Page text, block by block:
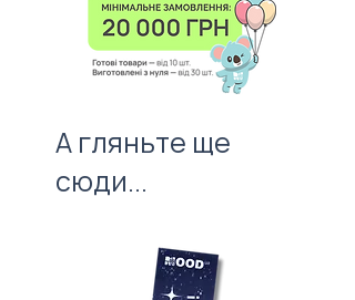
першого враження!
вартості нанесення.
А гляньте ще
сюди...